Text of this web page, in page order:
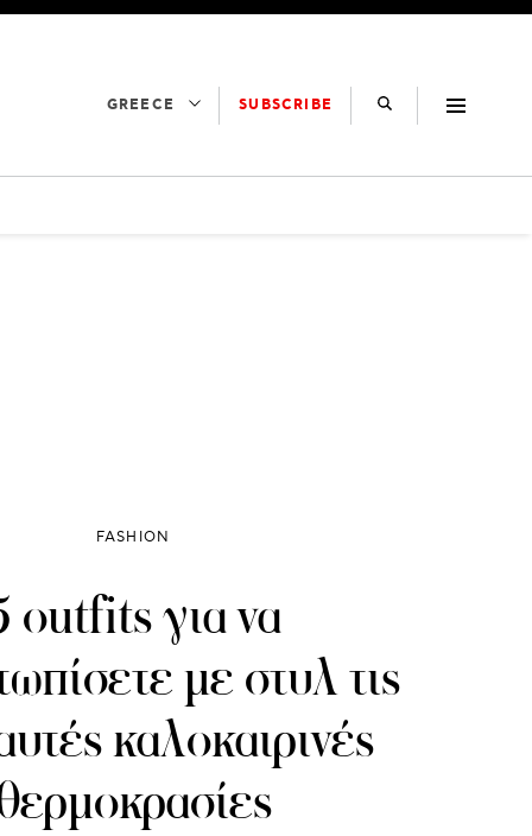
GREECE SUBSCRIBE
FASHION
outfits για να
με στυλ τις
καλοκαιρινές